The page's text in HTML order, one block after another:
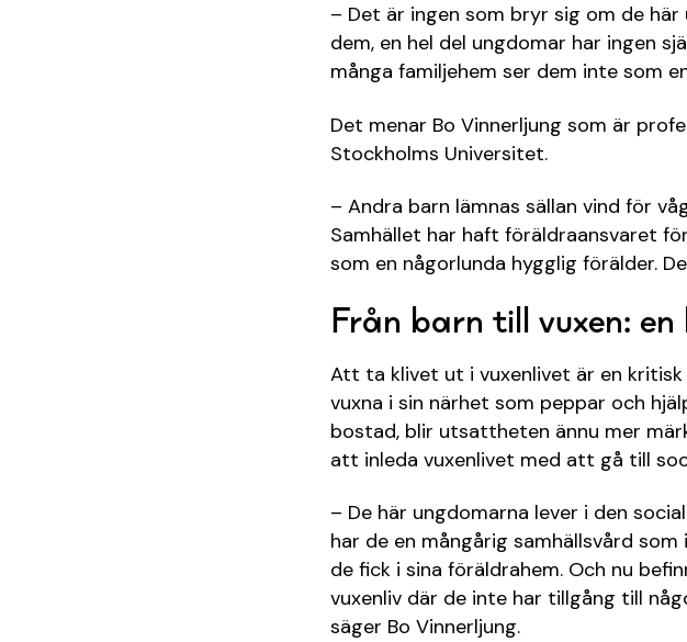
– Det är ingen som bryr sig om de
dem, en hel del ungdomar har ingen
många familjehem ser dem inte som
Det menar Bo Vinnerljung som är
Stockholms Universitet.
– Andra barn lämnas sällan vind för
Samhället har haft föräldraansvaret
som en någorlunda hygglig förälder.
Från barn till vuxen:
Att ta klivet ut i vuxenlivet är en
vuxna i sin närhet som peppar och
bostad, blir utsattheten ännu mer
att inleda vuxenlivet med att gå till
– De här ungdomarna lever i den
har de en mångårig samhällsvård
de fick i sina föräldrahem. Och nu
vuxenliv där de inte har tillgång till
säger Bo Vinnerljung.